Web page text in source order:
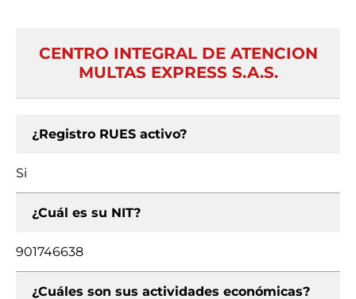
CENTRO INTEGRAL DE ATENCION
MULTAS EXPRESS S.A.S.
¿Registro RUES activo?
Si
¿Cuál es su NIT?
901746638
¿Cuáles son sus actividades económicas?